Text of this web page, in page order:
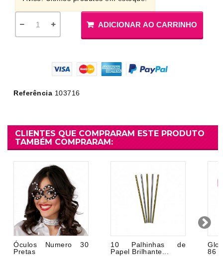
ADICIONAR AO CARRINHO
Referência 103716
CLIENTES QUE COMPRARAM ESTE PRODUTO
TAMBÉM COMPRARAM:
Óculos Numero 30
Pretas
10 Palhinhas de
Papel Brilhante...
86